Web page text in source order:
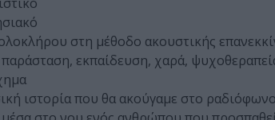
στη μέθοδο ακουστικής
εκπαίδευση, χαρά,
ιστορία που θα ακούγαμε στο ραδιόφωνο